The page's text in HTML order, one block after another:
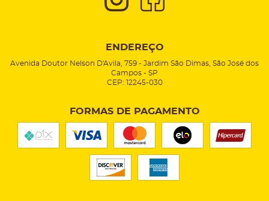
ENDEREÇO
Avenida Doutor Nelson D'Avila, 759 - Jardim São Dimas, São José dos
Campos - SP
CEP: 12245-030
FORMAS DE PAGAMENTO